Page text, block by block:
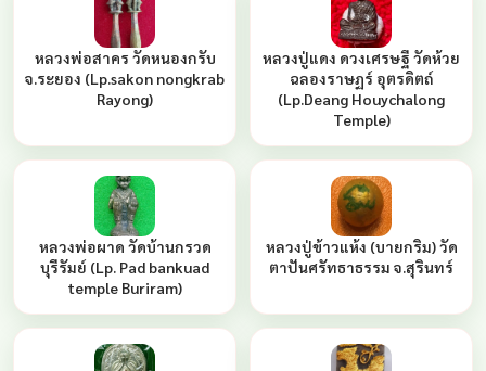
หลวงพ่อสาคร วัดหนองกรับ
จ.ระยอง (Lp.sakon nongkrab
Rayong)
หลวงปู่แดง ดวงเศรษฐี วัดห้วย
ฉลองราษฏร์ อุตรดิตถ์
(Lp.Deang Houychalong
Temple)
หลวงพ่อผาด วัดบ้านกรวด
บุรีรัมย์ (Lp. Pad bankuad
temple Buriram)
หลวงปู่ข้าวแห้ง (บายกริม) วัด
ตาปันศรัทธาธรรม จ.สุรินทร์